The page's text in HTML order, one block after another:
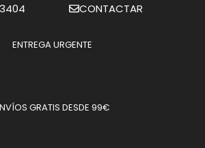
CONTACTAR
ENTREGA URGENTE
GRATIS DESDE 99€